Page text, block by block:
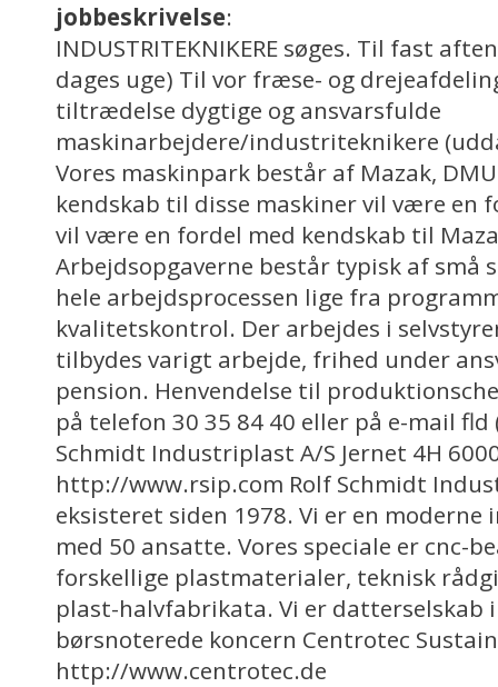
jobbeskrivelse:
INDUSTRITEKNIKERE søges. Til fast
dages uge) Til vor fræse- og
tiltrædelse dygtige og ansvarsfulde
maskinarbejdere/industriteknikere
Vores maskinpark består af Mazak,
kendskab til disse maskiner vil være en
vil være en fordel med kendskab til
Arbejdsopgaverne består typisk af små
hele arbejdsprocessen lige fra
kvalitetskontrol. Der arbejdes i
tilbydes varigt arbejde, frihed under
pension. Henvendelse til
på telefon 30 35 84 40 eller på e-mail
Schmidt Industriplast A/S Jernet 4H
http://www.rsip.com Rolf Schmidt
eksisteret siden 1978. Vi er en
med 50 ansatte. Vores speciale er cnc-
forskellige plastmaterialer, teknisk
plast-halvfabrikata. Vi er datterselskab
børsnoterede koncern Centrotec
http://www.centrotec.de